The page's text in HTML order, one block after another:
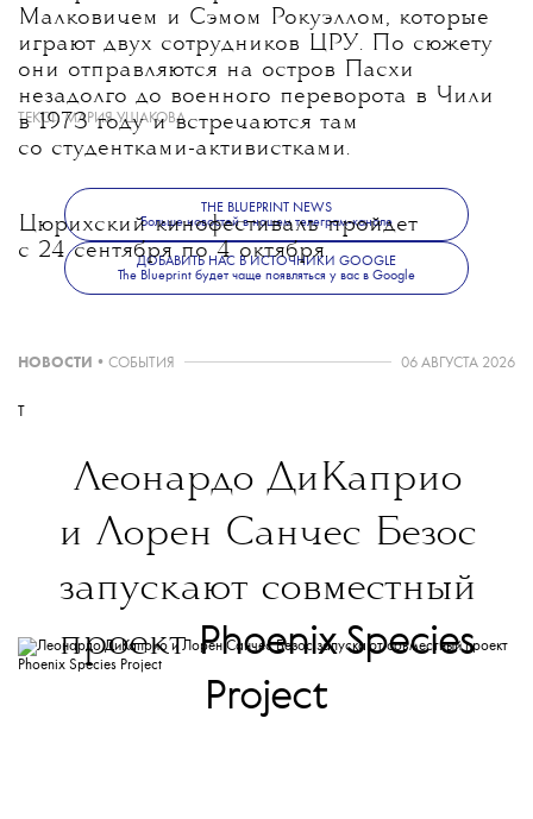
Малковичем и Сэмом Рокуэллом, которые
играют двух сотрудников ЦРУ. По сюжету
они отправляются на остров Пасхи
незадолго до военного переворота в Чили
в 1973 году и встречаются там
со студентками-активистками.
Цюрихский кинофестиваль пройдет
с 24 сентября по 4 октября.
ТЕКСТ:МАРИЯ УШАКОВА
THE BLUEPRINT NEWS
Больше новостей в нашем телеграм-канале
ДОБАВИТЬ НАС В ИСТОЧНИКИ GOOGLE
The Blueprint будет чаще появляться у вас в Google
НОВОСТИ • СОБЫТИЯ 06 АВГУСТА 2026
T
Леонардо ДиКаприо
и Лорен Санчес Безос
запускают совместный
проектPhoenix Species
Project